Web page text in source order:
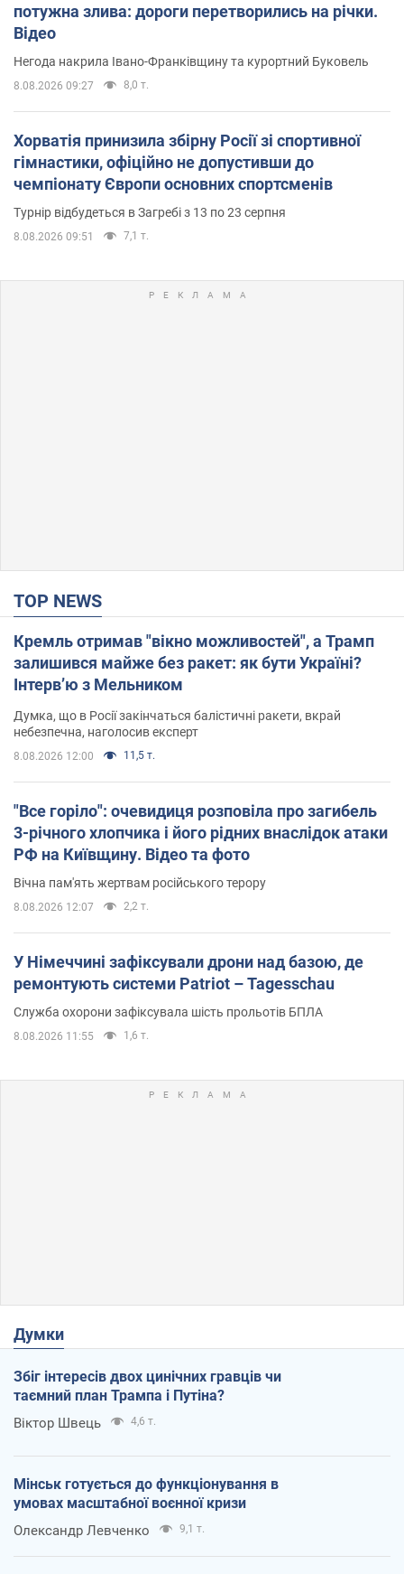
потужна злива: дороги перетворились на річки.
Відео
Негода накрила Івано-Франківщину та курортний Буковель
8.08.2026 09:27 8,0 т.
Хорватія принизила збірну Росії зі спортивної
гімнастики, офіційно не допустивши до
чемпіонату Європи основних спортсменів
Турнір відбудеться в Загребі з 13 по 23 серпня
8.08.2026 09:51 7,1 т.
TOP NEWS
Кремль отримав "вікно можливостей", а Трамп
залишився майже без ракет: як бути Україні?
Інтерв’ю з Мельником
Думка, що в Росії закінчаться балістичні ракети, вкрай
небезпечна, наголосив експерт
8.08.2026 12:00 11,5 т.
"Все горіло": очевидиця розповіла про загибель
3-річного хлопчика і його рідних внаслідок атаки
РФ на Київщину. Відео та фото
Вічна пам'ять жертвам російського терору
8.08.2026 12:07 2,2 т.
У Німеччині зафіксували дрони над базою, де
ремонтують системи Patriot – Tagesschau
Служба охорони зафіксувала шість прольотів БПЛА
8.08.2026 11:55 1,6 т.
Думки
Збіг інтересів двох цинічних гравців чи
таємний план Трампа і Путіна?
Віктор Швець 4,6 т.
Мінськ готується до функціонування в
умовах масштабної воєнної кризи
Олександр Левченко 9,1 т.